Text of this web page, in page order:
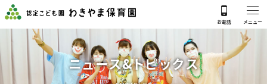
ニュース&トピックス